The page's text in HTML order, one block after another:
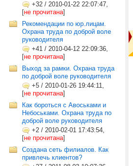
+32 / 2010-01-22 22:07:47,
[не прочитана]
Рекомендации по юр.лицам.
Охрана труда по доброй воле
руководителя
+41 / 2010-04-12 22:09:36,
[не прочитана]
Выход за рамки. Охрана труда
по доброй воле руководителя
+5 / 2010-01-26 19:44:11,
[не прочитана]
Как бороться с Авоськами и
Небоськами. Охрана труда по
доброй воле руководителя
+2 / 2010-02-01 17:43:54,
[не прочитана]
Создана сеть филиалов. Как
привлечь клиентов?